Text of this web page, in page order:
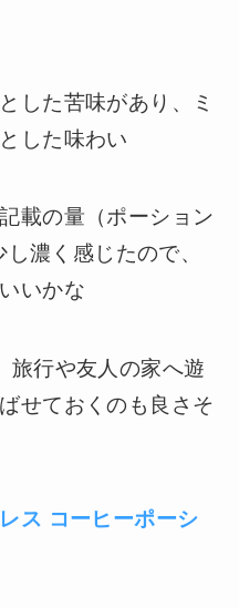
した苦味があり、ミ
した味わい
載の量（ポーション
濃く感じたので、
いかな
旅行や友人の家へ遊
せておくのも良さそ
ス コーヒーポーシ